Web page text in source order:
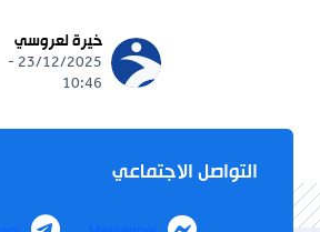
خيرة لعروسي
23/12/2025 -
10:46
التواصل الاجتماعي